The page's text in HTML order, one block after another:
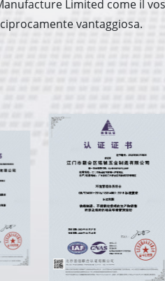
Limited come il
vantaggiosa.